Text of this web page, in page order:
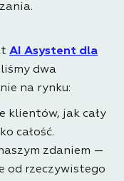
AI Asystent dla
dwa
na rynku:
klientów, jak cały
całość.
zdaniem —
od rzeczywistego